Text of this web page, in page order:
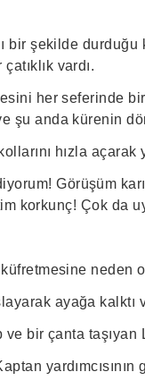
bir şekilde
vardı.
her seferinde
şu anda kürenin
hızla
Görüşüm
korkunç! Çok da
neden
ayağa kalktı
bir çanta taşıyan